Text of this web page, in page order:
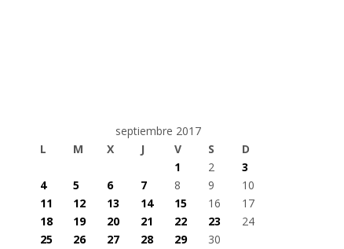
septiembre 2017
L
M X J V S
D
1
2
3
4
5 6 7 8 9
10
11
12 13 14 15 16
17
18
19 20 21 22 23
24
25
26 27 28 29
30